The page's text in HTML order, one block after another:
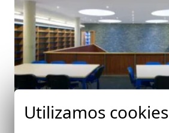
Centro Cultural en Punta Umbría
Punta Umbria (Huelva)
Utilizamos cookies